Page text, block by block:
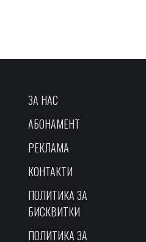
ЗА НАС
АБОНАМЕНТ
РЕКЛАМА
КОНТАКТИ
ПОЛИТИКА ЗА
БИСКВИТКИ
ПОЛИТИКА ЗА